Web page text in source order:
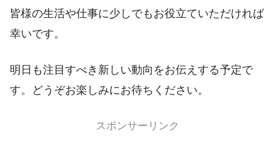
皆様の生活や仕事に少しでもお役立ていただければ
幸いです。
明日も注目すべき新しい動向をお伝えする予定で
す。どうぞお楽しみにお待ちください。
スポンサーリンク